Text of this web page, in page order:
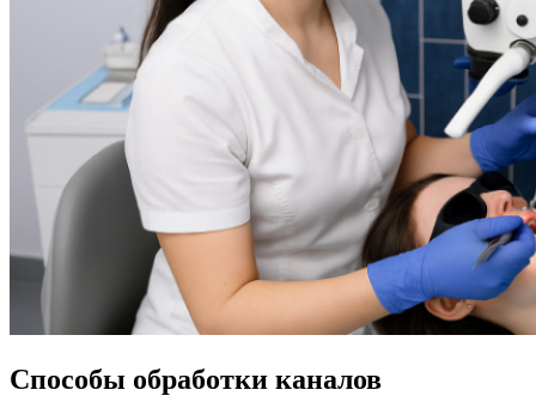
Способы обработки каналов